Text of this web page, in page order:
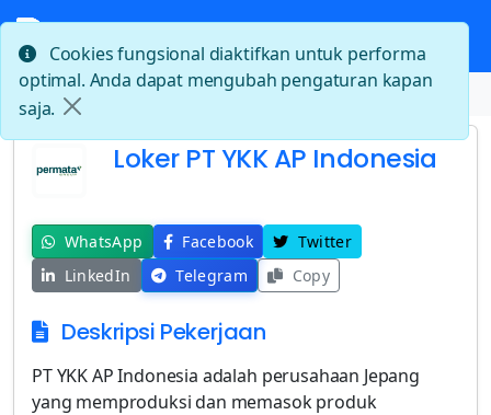
Beranda Loker PT YKK AP Indonesia
Loker PT YKK AP Indonesia
WhatsApp Facebook
Twitter
LinkedIn
Telegram Copy
Deskripsi Pekerjaan
PT YKK AP Indonesia adalah perusahaan Jepang
yang memproduksi dan memasok produk
Cookies fungsional diaktifkan untuk performa
optimal. Anda dapat mengubah pengaturan kapan
saja.